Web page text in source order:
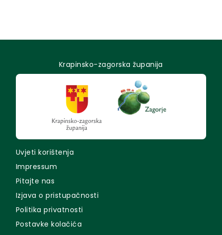
Krapinsko-zagorska županija
Uvjeti korištenja
Impressum
Pitajte nas
Izjava o pristupačnosti
Politika privatnosti
Postavke kolačića